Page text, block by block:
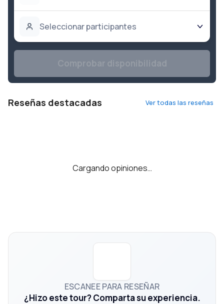
Seleccionar participantes
Reseñas destacadas Ver todas las reseñas
Cargando opiniones…
ESCANEE PARA RESEÑAR
¿Hizo este tour? Comparta su experiencia.